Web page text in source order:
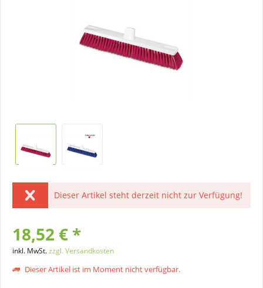
Dieser Artikel steht derzeit nicht zur Verfügung!
18,52 € *
inkl. MwSt.zzgl. Versandkosten
Dieser Artikel ist im Moment nicht verfügbar.